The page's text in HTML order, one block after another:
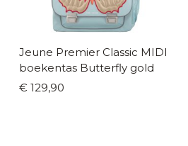
Jeune Premier Classic MIDI
boekentas Butterfly gold
€ 129,90